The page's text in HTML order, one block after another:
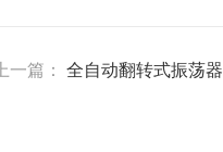
上一篇： 全自动翻转式振荡器